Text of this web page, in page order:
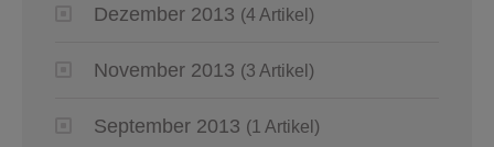
Dezember 2013 (4 Artikel)
November 2013 (3 Artikel)
September 2013 (1 Artikel)